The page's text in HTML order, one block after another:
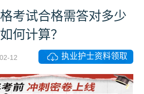
考试合格需答对多少
何计算？
12 执业护士资料领取